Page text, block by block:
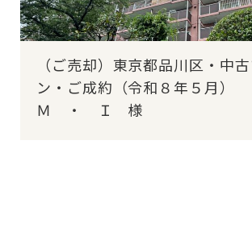
（ご売却）東京都品川区・中
ン・ご成約（令和８年５月
Ｍ ・ Ｉ 様